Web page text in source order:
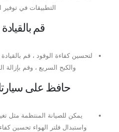
التطبيقات في توفير
قم
لتحسين كفاءة الوقود ، قم
والكبح السريع ، وقم بإزالة
حافظ على
يمكن للصيانة المنتظمة مثل
واستبدال فلتر الهواء تحسين